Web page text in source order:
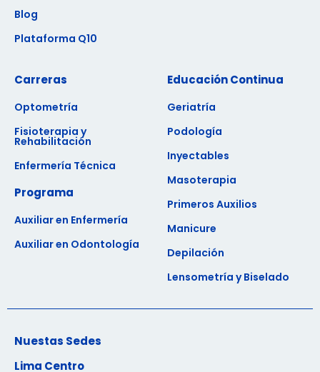
Blog
Plataforma Q10
Carreras
Optometría
Fisioterapia y
Rehabilitación
Enfermería Técnica
Programa
Auxiliar en Enfermería
Auxiliar en Odontología
Educación Continua
Geriatría
Podología
Inyectables
Masoterapia
Primeros Auxilios
Manicure
Depilación
Lensometría y Biselado
Nuestas Sedes
Lima Centro